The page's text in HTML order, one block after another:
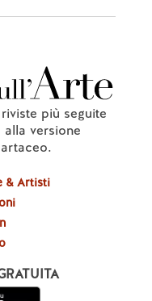
più seguite
versione
& Artisti